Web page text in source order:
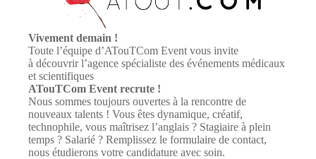
Vivement demain !
Toute l’équipe d’ATouTCom Event vous invite
à découvrir l’agence spécialiste des événements médicaux
et scientifiques
ATouTCom Event recrute !
Nous sommes toujours ouvertes à la rencontre de
nouveaux talents ! Vous êtes dynamique, créatif,
technophile, vous maîtrisez l’anglais ? Stagiaire à plein
temps ? Salarié ? Remplissez le formulaire de contact,
nous étudierons votre candidature avec soin.